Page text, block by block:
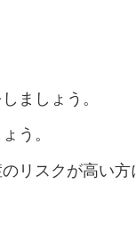
ましょう。
う。
リスクが高い方